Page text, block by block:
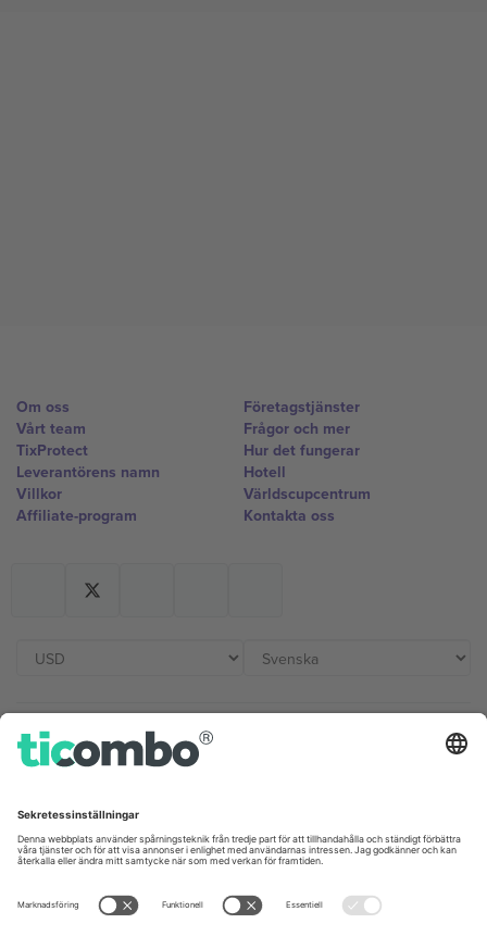
Om oss
Vårt team
TixProtect
Leverantörens namn
Villkor
Affiliate-program
Företagstjänster
Frågor och mer
Hur det fungerar
Hotell
Världscupcentrum
Kontakta oss
Kontor och support
Unter den Linden 24, 10117
Berlin, Germany
London, EC1V 1AW, United
Kingdom
United States
Switzerland